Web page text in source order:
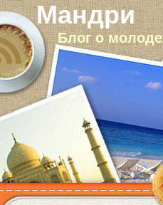
Мандри
Блог о